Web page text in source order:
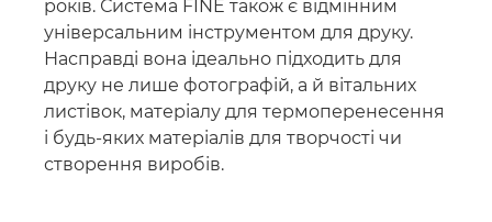
років. Система FINE також є відмінним
універсальним інструментом для друку.
Насправді вона ідеально підходить для
друку не лише фотографій, а й вітальних
листівок, матеріалу для термоперенесення
і будь-яких матеріалів для творчості чи
створення виробів.